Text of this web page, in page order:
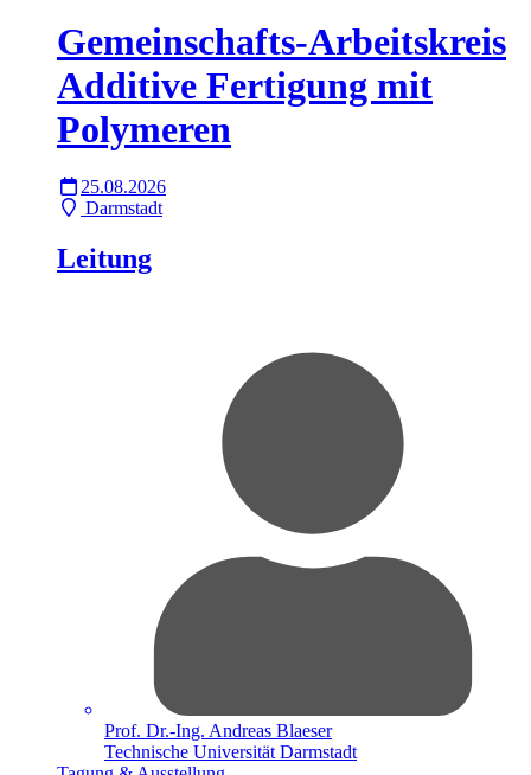
Gemeinschafts-Arbeitskreis
Additive Fertigung mit
Polymeren
25.08.2026
Darmstadt
Leitung
Prof. Dr.-Ing. Andreas Blaeser
Technische Universität Darmstadt